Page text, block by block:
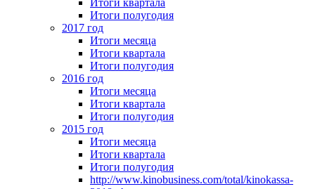
Итоги квартала
Итоги полугодия
2017 год
Итоги месяца
Итоги квартала
Итоги полугодия
2016 год
Итоги месяца
Итоги квартала
Итоги полугодия
2015 год
Итоги месяца
Итоги квартала
Итоги полугодия
http://www.kinobusiness.com/total/kinokassa-